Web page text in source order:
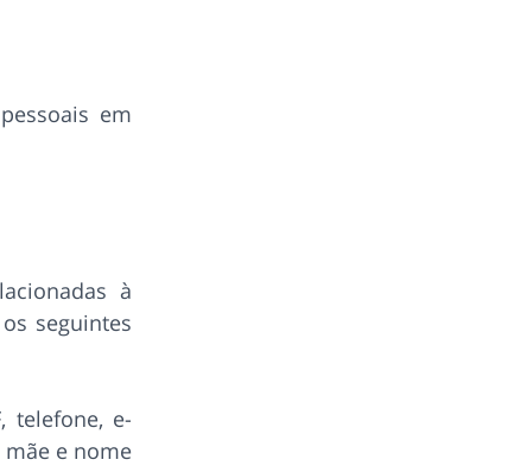
em
à
seguintes
telefone, e-
e nome